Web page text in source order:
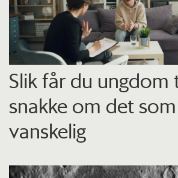
Slik får du ungdom
snakke om det
vanskelig